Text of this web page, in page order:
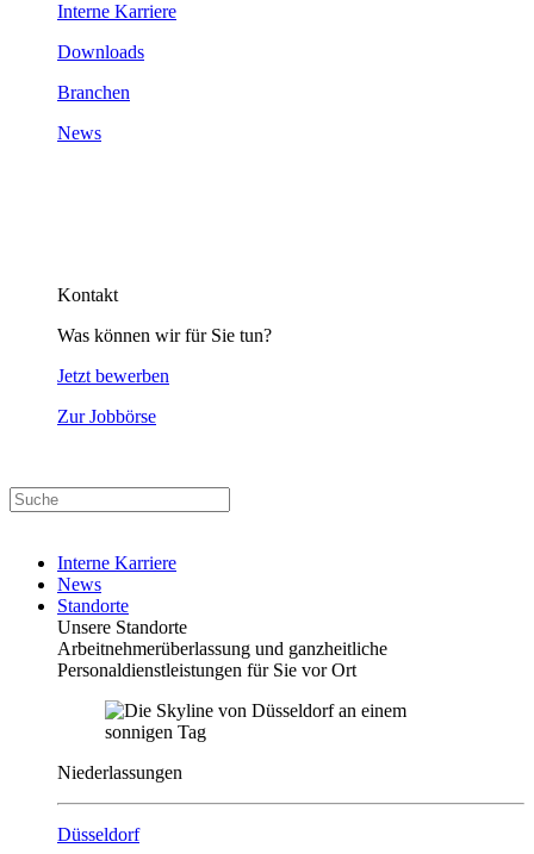
Interne Karriere
Downloads
Branchen
News
Kontakt
Was können wir für Sie tun?
Jetzt bewerben
Zur Jobbörse
Interne Karriere
News
Standorte
Unsere Standorte
Arbeitnehmerüberlassung und ganzheitliche
Personaldienstleistungen für Sie vor Ort
Niederlassungen
Düsseldorf